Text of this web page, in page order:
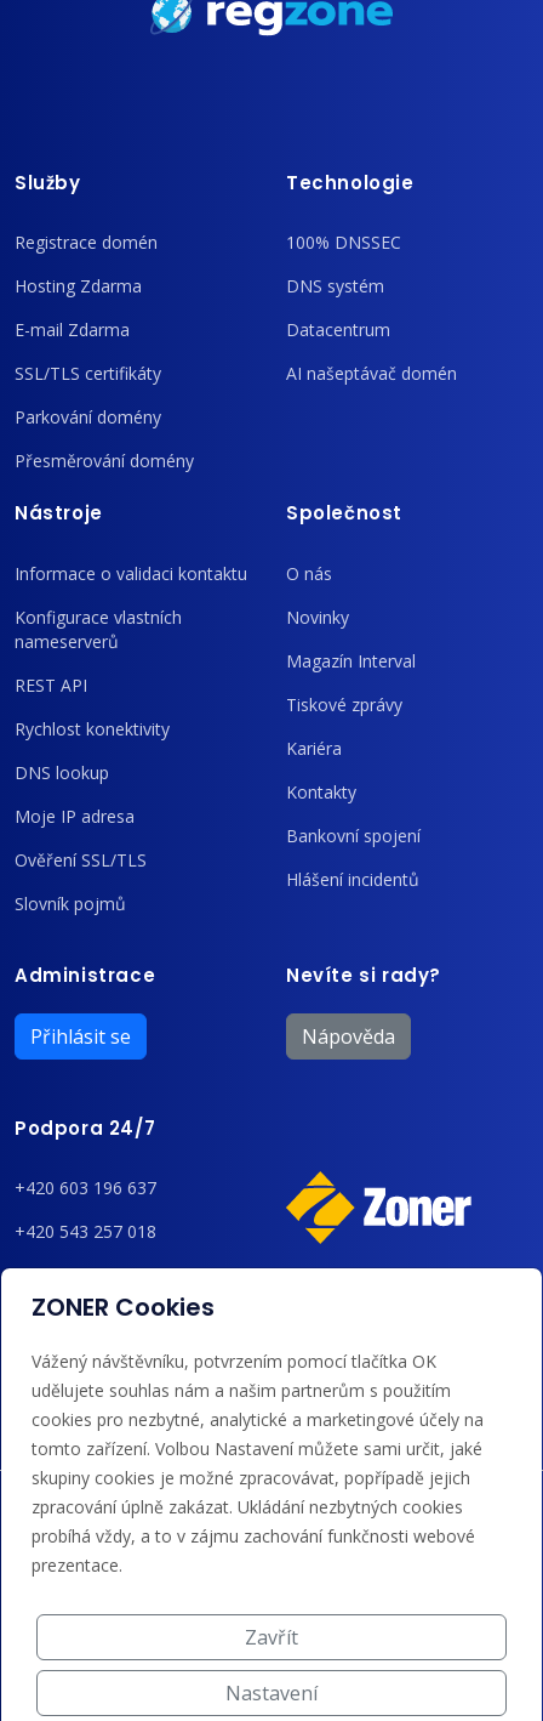
Služby
Registrace domén
Hosting Zdarma
E-mail Zdarma
SSL/TLS certifikáty
Parkování domény
Přesměrování domény
Technologie
100% DNSSEC
DNS systém
Datacentrum
AI našeptávač domén
Nástroje
Informace o validaci kontaktu
Konfigurace vlastních
nameserverů
REST API
Rychlost konektivity
DNS lookup
Moje IP adresa
Ověření SSL/TLS
Slovník pojmů
Společnost
O nás
Novinky
Magazín Interval
Tiskové zprávy
Kariéra
Kontakty
Bankovní spojení
Hlášení incidentů
Administrace
Přihlásit se
Nevíte si rady?
Nápověda
Podpora 24/7
+420 603 196 637
+420 543 257 018
admin@regzone.cz
Akceptujeme platby kartou, Google/Apple Pay,
bankovním převodem a kreditem.
ZONER Cookies
Vážený návštěvníku, potvrzením pomocí tlačítka OK
udělujete souhlas nám a našim partnerům s použitím
cookies pro nezbytné, analytické a marketingové účely na
tomto zařízení. Volbou Nastavení můžete sami určit, jaké
skupiny cookies je možné zpracovávat, popřípadě jejich
zpracování úplně zakázat. Ukládání nezbytných cookies
probíhá vždy, a to v zájmu zachování funkčnosti webové
prezentace.
Zavřít
Nastavení